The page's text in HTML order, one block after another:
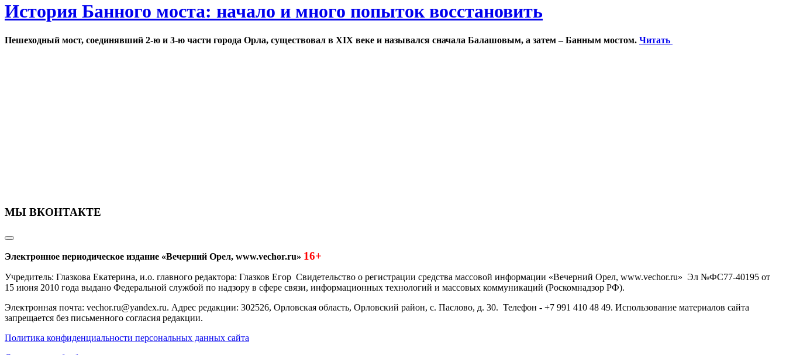
История Банного моста: начало и много попыток восстановить
Пешеходный мост, соединявший 2-ю и 3-ю части города Орла, существовал в XIX веке и назывался сначала Балашовым, а затем – Банным мостом. Читать
МЫ ВКОНТАКТЕ
Электронное периодическое издание «Вечерний Орел, www.vechor.ru» 16+
Учредитель: Глазкова Екатерина, и.о. главного редактора: Глазков Егор Свидетельство о регистрации средства массовой информации «Вечерний Орел, www.vechor.ru» Эл №ФС77-40195 от
15 июня 2010 года выдано Федеральной службой по надзору в сфере связи, информационных технологий и массовых коммуникаций (Роскомнадзор РФ).
Электронная почта: vechor.ru@yandex.ru. Адрес редакции: 302526, Орловская область, Орловский район, с. Паслово, д. 30. Телефон - +7 991 410 48 49. Использование материалов сайта
запрещается без письменного согласия редакции.
Политика конфиденциальности персональных данных сайта